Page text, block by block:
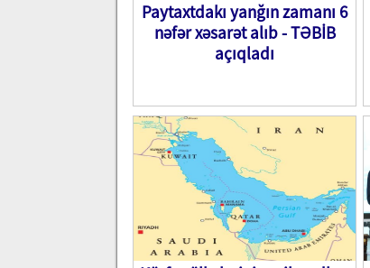
Paytaxtdakı yanğın zamanı 6
nəfər xəsarət alıb - TƏBİB
açıqladı